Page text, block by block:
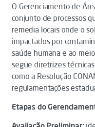
O Gerenciamento de
conjunto de processos
remedia locais onde o
impactados por
saúde humana e ao
segue diretrizes
como a Resolução
regulamentações
Etapas do